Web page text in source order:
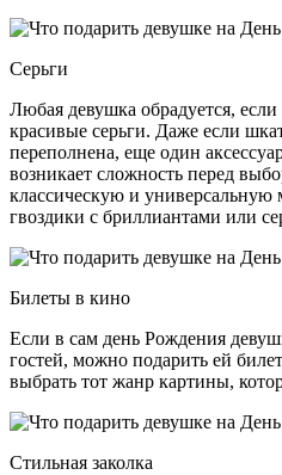
Серьги
Любая девушка обрадуется,
красивые серьги. Даже если
переполнена, еще один
возникает сложность перед
классическую и универсальную
гвоздики с бриллиантами или
Билеты в кино
Если в сам день Рождения
гостей, можно подарить ей
выбрать тот жанр картины,
Стильная заколка